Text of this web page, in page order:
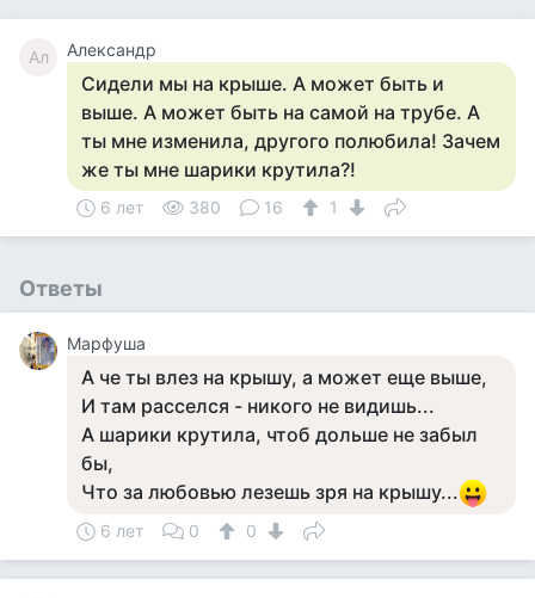
Ал Александр
Сидели мы на крыше. А может быть и
выше. А может быть на самой на трубе. А
ты мне изменила, другого полюбила! Зачем
же ты мне шарики крутила?!
6 лет 380 16 1
Ответы
Марфуша
А че ты влез на крышу, а может еще выше,
И там расселся - никого не видишь...
А шарики крутила, чтоб дольше не забыл
бы,
Что за любовью лезешь зря на крышу...
6 лет 0 0